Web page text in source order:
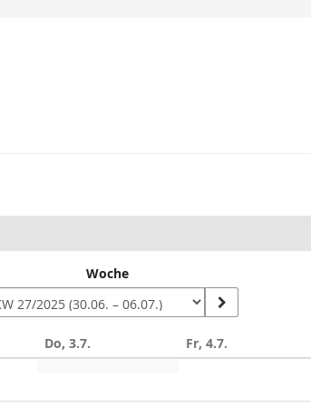
Woche
Do, 3.7. Fr, 4.7.